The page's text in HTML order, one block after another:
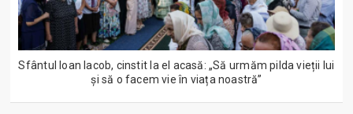
Sfântul Ioan Iacob, cinstit la el acasă: „Să urmăm pilda vieții lui
și să o facem vie în viața noastră”